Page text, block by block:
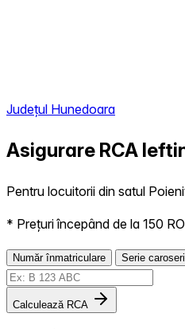
Județul Hunedoara
Asigurare RCA
Pentru locuitorii din satul
* Prețuri începând de la 150
Număr înmatriculare Serie
Calculează RCA